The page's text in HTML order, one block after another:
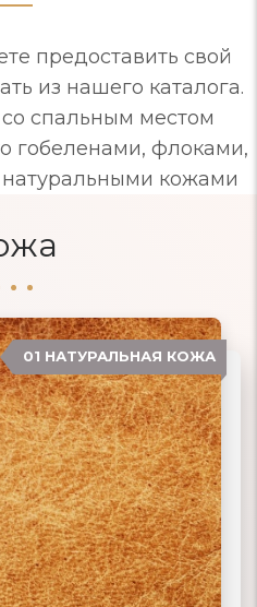
предоставить свой
из нашего каталога.
спальным местом
гобеленами, флоками,
кожами
01 НАТУРАЛЬНАЯ КОЖА
02 ЭКОКОЖА